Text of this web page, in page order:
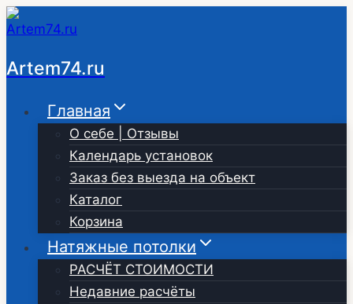
Перейти
к
содержимому
Artem74.ru
Главная
О себе | Отзывы
Календарь установок
Заказ без выезда на объект
Каталог
Корзина
Натяжные потолки
РАСЧЁТ СТОИМОСТИ
Недавние расчёты